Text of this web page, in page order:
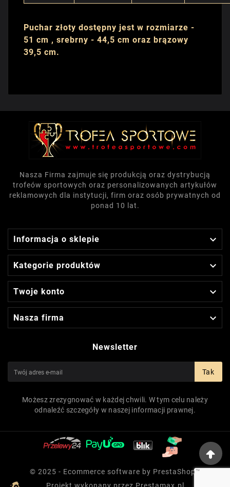
Puchar złoty dostępny jest w rozmiarze -
51 cm , srebrny - 44,5 cm oraz brązowy
39,5 cm.
Nasza Firma zajmuje się produkcją oraz dystrybucją
trofeów sportowych oraz personalizowanych artykułów
reklamowych dla instytucji, firm oraz osób prywatnych od
ponad 10 lat.
Informacja o sklepie 
Kategorie produktów 
Twoje konto 
Nasza firma 
Newsletter
Tak
Możesz zrezygnować w każdej chwili. W tym celu należy
odnaleźć szczegóły w naszej informacji prawnej.
© 2025 - Ecommerce software by PrestaShop™
Projekt wykonany przez Prestamax.pl